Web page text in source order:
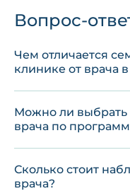
Вопрос-
Чем отличается
клинике от врача
Можно ли выбрать
врача по
Сколько стоит
врача?